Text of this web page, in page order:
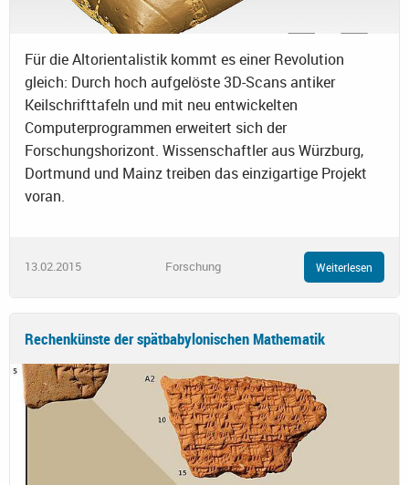
Für die Altorientalistik kommt es einer Revolution
gleich: Durch hoch aufgelöste 3D-Scans antiker
Keilschrifttafeln und mit neu entwickelten
Computerprogrammen erweitert sich der
Forschungshorizont. Wissenschaftler aus Würzburg,
Dortmund und Mainz treiben das einzigartige Projekt
voran.
13.02.2015 Forschung Weiterlesen
Rechenkünste der spätbabylonischen Mathematik